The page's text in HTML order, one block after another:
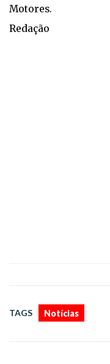
Motores.
Redação
TAGS Notícias